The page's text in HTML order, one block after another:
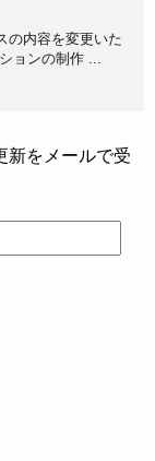
の内容を変更いた
ョンの制作 ...
新をメールで受